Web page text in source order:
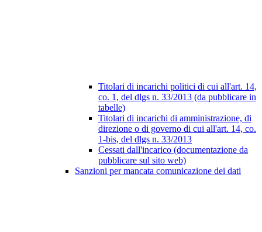
Titolari di incarichi politici di cui all'art. 14,
co. 1, del dlgs n. 33/2013 (da pubblicare in
tabelle)
Titolari di incarichi di amministrazione, di
direzione o di governo di cui all'art. 14, co.
1-bis, del dlgs n. 33/2013
Cessati dall'incarico (documentazione da
pubblicare sul sito web)
Sanzioni per mancata comunicazione dei dati